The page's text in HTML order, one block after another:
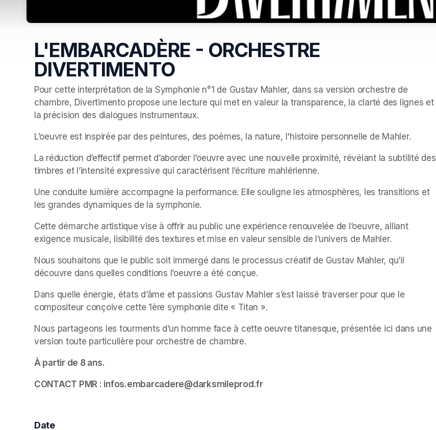
L'EMBARCADÈRE - ORCHESTRE
DIVERTIMENTO
Pour cette interprétation de la Symphonie n°1 de Gustav Mahler, dans sa version orchestre de
chambre, Divertimento propose une lecture qui met en valeur la transparence, la clarté des lignes et
la précision des dialogues instrumentaux.
L’oeuvre est inspirée par des peintures, des poèmes, la nature, l'histoire personnelle de Mahler.
La réduction d’effectif permet d’aborder l’oeuvre avec une nouvelle proximité, révélant la subtilité des
timbres et l’intensité expressive qui caractérisent l’écriture mahlérienne.
Une conduite lumière accompagne la performance. Elle souligne les atmosphères, les transitions et
les grandes dynamiques de la symphonie.
Cette démarche artistique vise à offrir au public une expérience renouvelée de l’oeuvre, alliant
exigence musicale, lisibilité des textures et mise en valeur sensible de l’univers de Mahler.
Nous souhaitons que le public soit immergé dans le processus créatif de Gustav Mahler, qu’il
découvre dans quelles conditions l’oeuvre a été conçue.
Dans quelle énergie, états d’âme et passions Gustav Mahler s’est laissé traverser pour que le
compositeur conçoive cette 1ère symphonie dite « Titan ».
Nous partageons les tourments d’un homme face à cette oeuvre titanesque, présentée ici dans une
version toute particulière pour orchestre de chambre.
À partir de 8 ans.
CONTACT PMR : infos.embarcadere@darksmileprod.fr
Date